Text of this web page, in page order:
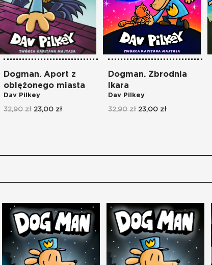
Dogman. Aport z
oblężonego miasta
Dav Pilkey
32,90 zł 23,00 zł
Dogman. Zbrodnia
Ikara
Dav Pilkey
32,90 zł 23,00 zł